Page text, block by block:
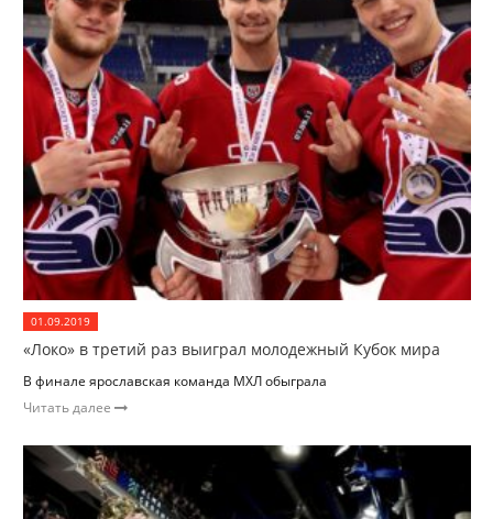
01.09.2019
«Локо» в третий раз выиграл молодежный Кубок мира
В финале ярославская команда МХЛ обыграла
Читать далее